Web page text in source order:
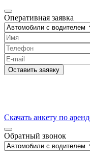
Оперативная заявка
Оставить заявку
Скачать анкету по
Обратный звонок